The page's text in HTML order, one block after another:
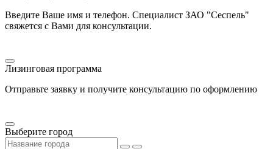
Введите Ваше имя и телефон. Специалист ЗАО "Сеспель"
свяжется с Вами для консультации.
Лизинговая программа
Отправьте заявку и получите консультацию по оформлению
Выберите город